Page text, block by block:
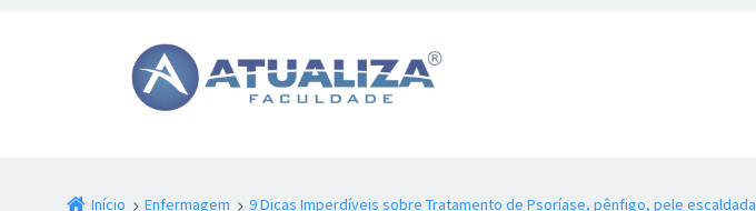
Início Enfermagem 9 Dicas Imperdíveis sobre Tratamento de Psoríase, pênfigo, pele escaldada